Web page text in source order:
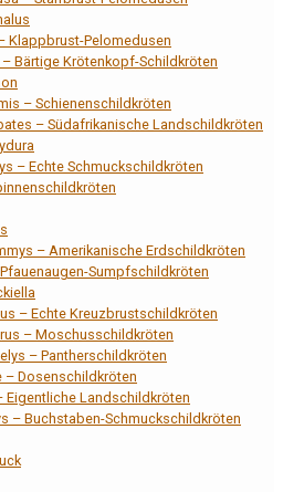
Klappbrust-Pelomedusen
Bärtige Krötenkopf-Schildkröten
– Schienenschildkröten
– Südafrikanische Landschildkröten
– Echte Schmuckschildkröten
– Amerikanische Erdschildkröten
Sumpfschildkröten
– Echte Kreuzbrustschildkröten
– Moschusschildkröten
– Pantherschildkröten
– Dosenschildkröten
Eigentliche Landschildkröten
– Buchstaben-Schmuckschildkröten